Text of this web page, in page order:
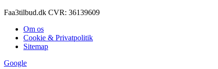
Faa3tilbud.dk CVR: 36139609
Om os
Cookie & Privatpolitik
Sitemap
Google